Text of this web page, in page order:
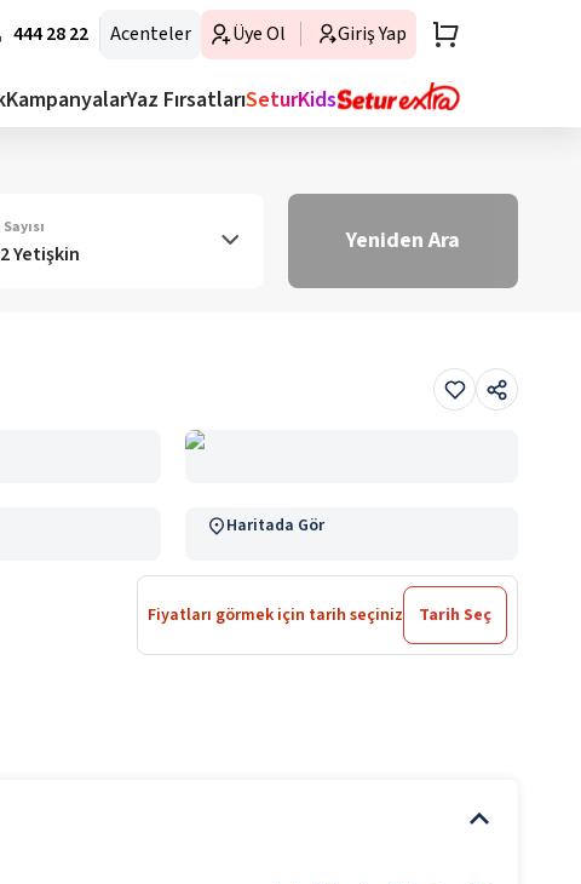
444 28 22 Acenteler Üye Ol Giriş Yap
KampanyalarYaz FırsatlarıSeturKids
Yetişkin Yeniden Ara
Haritada Gör
Fiyatları görmek için tarih seçiniz Tarih Seç